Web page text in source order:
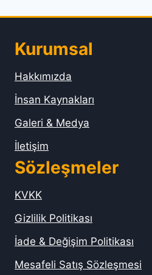
Kurumsal
Hakkımızda
İnsan Kaynakları
Galeri & Medya
İletişim
Sözleşmeler
KVKK
Gizlilik Politikası
İade & Değişim Politikası
Mesafeli Satış Sözleşmesi